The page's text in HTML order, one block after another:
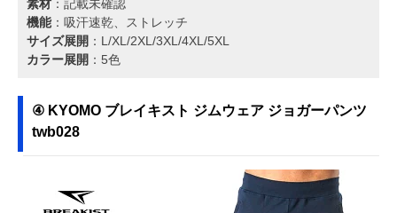
素材 ：記載未確認
機能：吸汗速乾、ストレッチ
サイズ展開 ：L/XL/2XL/3XL/4XL/5XL
カラー展開 ：5色
④ KYOMO ブレイキスト ジムウェア ジョガーパンツ
twb028